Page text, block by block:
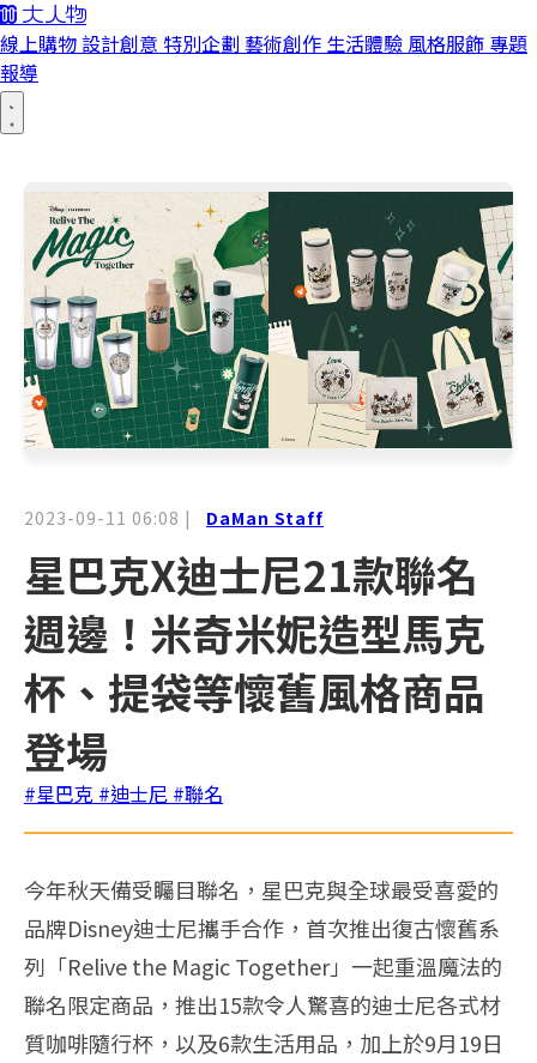
線上購物 設計創意 特別企劃 藝術創作 生活體驗 風格服飾 專題
報導
2023-09-11 06:08 | DaMan Staff
星巴克X迪士尼21款聯名
週邊！米奇米妮造型馬克
杯、提袋等懷舊風格商品
登場
#星巴克 #迪士尼 #聯名
今年秋天備受矚目聯名，星巴克與全球最受喜愛的
品牌Disney迪士尼攜手合作，首次推出復古懷舊系
列「Relive the Magic Together」一起重溫魔法的
聯名限定商品，推出15款令人驚喜的迪士尼各式材
質咖啡隨行杯，以及6款生活用品，加上於9月19日